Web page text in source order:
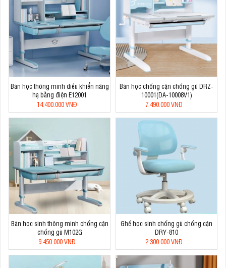
Bàn học thông minh điều khiển nâng
hạ bằng điện E12001
14.400.000 VNĐ
Bàn học chống cận chống gù DRZ-
10001(DA-10008V1)
7.490.000 VNĐ
Bàn học sinh thông minh chống cận
chống gù M102G
9.450.000 VNĐ
Ghế học sinh chống gù chống cận
DRY-810
2.300.000 VNĐ